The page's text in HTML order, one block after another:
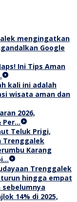
Ini Tips Aman
2026,
Per…
Karang
14% di 2025,